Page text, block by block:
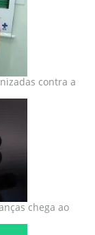
contra a
chega ao